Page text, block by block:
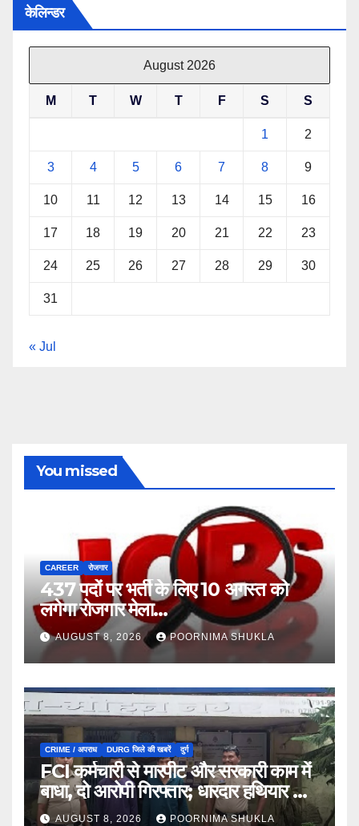
केलिन्डर
August 2026
M T W T F S S
1 2
3 4 5 6 7 8 9
10 11 12 13 14 15 16
17 18 19 20 21 22 23
24 25 26 27 28 29 30
31
« Jul
You missed
CAREER रोजगार
437 पदों पर भर्ती के लिए 10 अगस्त को
लगेगा रोजगार मेला…
AUGUST 8, 2026 POORNIMA SHUKLA
CRIME / अपराध DURG जिले की खबरें दुर्ग
FCI कर्मचारी से मारपीट और सरकारी काम में
बाधा, दो आरोपी गिरफ्तार; धारदार हथियार भी
जब्त…
AUGUST 8, 2026 POORNIMA SHUKLA